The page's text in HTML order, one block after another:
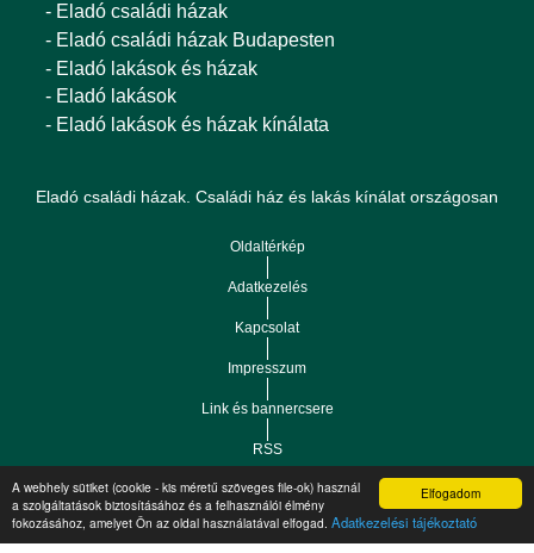
Elfogadom
A webhely sütiket (cookie - kis méretű szöveges file-ok) használ
a szolgáltatások biztosításához és a felhasználói élmény
fokozásához, amelyet Ön az oldal használatával elfogad. Adatkezelési tájékoztató
- Eladó családi házak
- Eladó családi házak Budapesten
- Eladó lakások és házak
- Eladó lakások
- Eladó lakások és házak kínálata
Eladó családi házak. Családi ház és lakás kínálat országosan
Oldaltérkép
Adatkezelés
Kapcsolat
Impresszum
Link és bannercsere
RSS
Copyright © 2021.Vár-Köz Kft. - Ingatlan nyilvántartó, ügyviteli és
adminisztrációs szoftver